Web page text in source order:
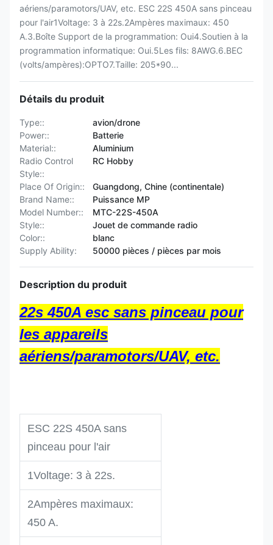
aériens/paramotors/UAV, etc. ESC 22S 450A sans pinceau
pour l'air1Voltage: 3 à 22s.2Ampères maximaux: 450
A.3.Boîte Support de la programmation: Oui4.Soutien à la
programmation informatique: Oui.5Les fils: 8AWG.6.BEC
(volts/ampères):OPTO7.Taille: 205*90...
Détails du produit
Type::
avion/drone
Power::
Batterie
Material::
Aluminium
Radio Control
Style::
RC Hobby
Place Of Origin::
Guangdong, Chine (continentale)
Brand Name::
Puissance MP
Model Number::
MTC-22S-450A
Style::
Jouet de commande radio
Color::
blanc
Supply Ability:
50000 pièces / pièces par mois
Description du produit
22s 450A esc sans pinceau pour
les appareils
aériens/paramotors/UAV, etc.
ESC 22S 450A sans
pinceau pour l'air
1Voltage: 3 à 22s.
2Ampères maximaux:
450 A.